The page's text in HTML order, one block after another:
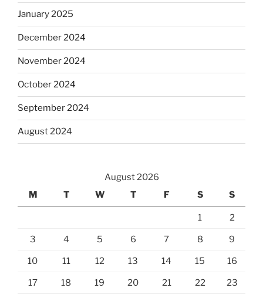
January 2025
December 2024
November 2024
October 2024
September 2024
August 2024
August 2026
M
T W T F S S
1 2
3 4 5 6 7 8 9
10 11 12 13 14 15 16
17 18 19 20 21 22 23